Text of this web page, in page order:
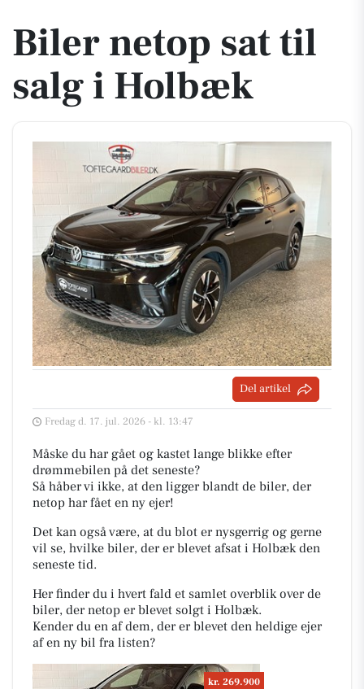
Biler netop sat til
salg i Holbæk
Del artikel
Fredag d. 17. jul. 2026 - kl. 13:47
Måske du har gået og kastet lange blikke efter
drømmebilen på det seneste?
Så håber vi ikke, at den ligger blandt de biler, der
netop har fået en ny ejer!
Det kan også være, at du blot er nysgerrig og gerne
vil se, hvilke biler, der er blevet afsat i Holbæk den
seneste tid.
Her finder du i hvert fald et samlet overblik over de
biler, der netop er blevet solgt i Holbæk.
Kender du en af dem, der er blevet den heldige ejer
af en ny bil fra listen?
kr. 269.900